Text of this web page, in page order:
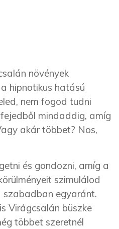
növények
hipnotikus hatású
nem fogod tudni
mindaddig, amíg
akár többet? Nos,
és gondozni, amíg a
szimulálod
szabadban egyaránt.
Virágcsalán büszke
többet szeretnél